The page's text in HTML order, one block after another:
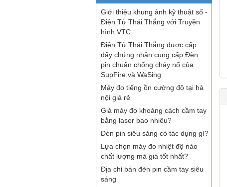
Giới thiệu khung ảnh kỹ thuật số -
Điện Tử Thái Thắng với Truyền
hình VTC
Điện Tử Thái Thắng được cấp
dấy chứng nhận cung cấp Đèn
pin chuẩn chống cháy nổ của
SupFire và WaSing
Máy đo tiếng ồn cường độ tại hà
nội giá rẻ
Giá máy đo khoảng cách cầm tay
bằng laser bao nhiêu?
Đèn pin siêu sáng có tác dụng gì?
Lựa chọn máy đo nhiệt độ nào
chất lượng mà giá tốt nhất?
Địa chỉ bán đèn pin cầm tay siêu
sáng